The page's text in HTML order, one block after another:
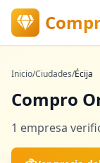
Inicio/Ciudades/Écija
Compro
1 empresa